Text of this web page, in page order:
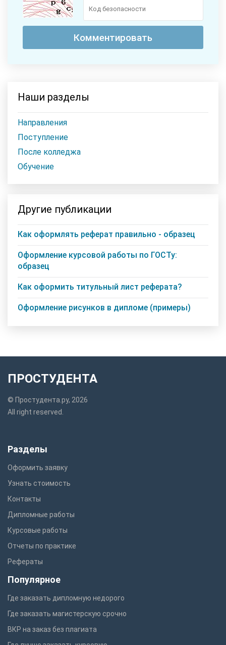
Наши разделы
Направления
Поступление
После колледжа
Обучение
Другие публикации
Как оформлять реферат правильно - образец
Оформление курсовой работы по ГОСТу:
образец
Как оформить титульный лист реферата?
Оформление рисунков в дипломе (примеры)
ПРОСТУДЕНТА
© Простудента.ру, 2026
All right reserved.
Разделы
Оформить заявку
Узнать стоимость
Контакты
Дипломные работы
Курсовые работы
Отчеты по практике
Рефераты
Популярное
Где заказать дипломную недорого
Где заказать магистерскую срочно
ВКР на заказ без плагиата